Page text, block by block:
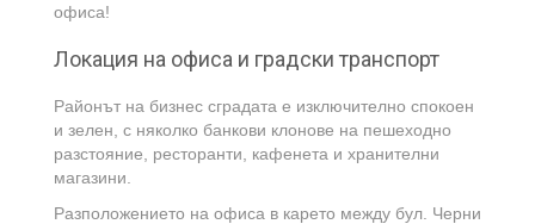
офиса!
Локация на офиса и градски транспорт
Районът на бизнес сградата е изключително спокоен
и зелен, с няколко банкови клонове на пешеходно
разстояние, ресторанти, кафенета и хранителни
магазини.
Разположението на офиса в карето между бул. Черни